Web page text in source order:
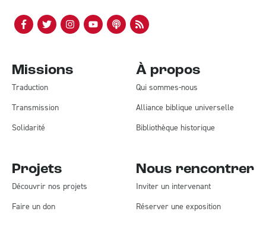
Missions
Traduction
Transmission
Solidarité
Projets
Découvrir nos projets
Faire un don
À propos
Qui sommes-nous
Alliance biblique universelle
Bibliothèque historique
Nous rencontrer
Inviter un intervenant
Réserver une exposition